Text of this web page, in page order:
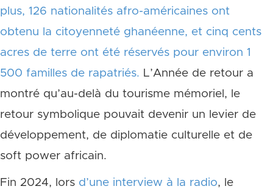
plus, 126 nationalités afro-américaines ont
obtenu la citoyenneté ghanéenne, et cinq cents
acres de terre ont été réservés pour environ 1
500 familles de rapatriés. L’Année de retour a
montré qu’au-delà du tourisme mémoriel, le
retour symbolique pouvait devenir un levier de
développement, de diplomatie culturelle et de
soft power africain.
Fin 2024, lors d’une interview à la radio, le